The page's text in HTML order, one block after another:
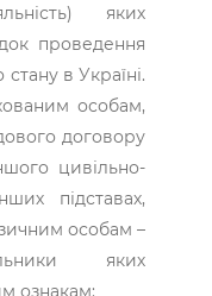
яких
проведення
в Україні.
особам,
договору
цивільно-
підставах,
особам –
яких
ознакам: